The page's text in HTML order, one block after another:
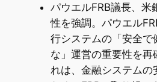
パウエルFRB議長、米
性を強調。パウエル
行システムの「安全で
な」運営の重要性を再
れは、金融システムの